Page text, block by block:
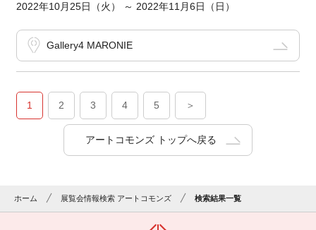
2022年10月25日（火） ～ 2022年11月6日（日）
Gallery4 MARONIE
1 2 3 4 5 ＞
アートコモンズ トップへ戻る
ホーム 展覧会情報検索 アートコモンズ 検索結果一覧